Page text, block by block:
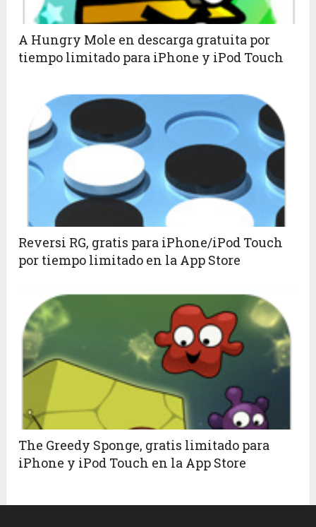
A Hungry Mole en descarga gratuita por
tiempo limitado para iPhone y iPod Touch
Reversi RG, gratis para iPhone/iPod Touch
por tiempo limitado en la App Store
The Greedy Sponge, gratis limitado para
iPhone y iPod Touch en la App Store